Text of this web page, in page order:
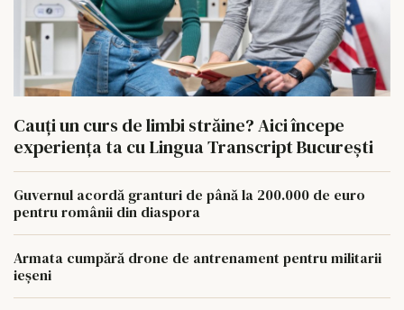
Cauți un curs de limbi străine? Aici începe
experiența ta cu Lingua Transcript București
Guvernul acordă granturi de până la 200.000 de euro
pentru românii din diaspora
Armata cumpără drone de antrenament pentru militarii
ieșeni